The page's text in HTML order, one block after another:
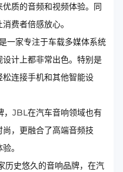
质的音频和视频体验。同
费者倍感放心。
一家专注于车载多媒体系统
计上都非常出色。特别是
连接手机和其他智能设
，JBL在汽车音响领域也有
，更融合了高端音频技
。
历史悠久的音响品牌，在汽